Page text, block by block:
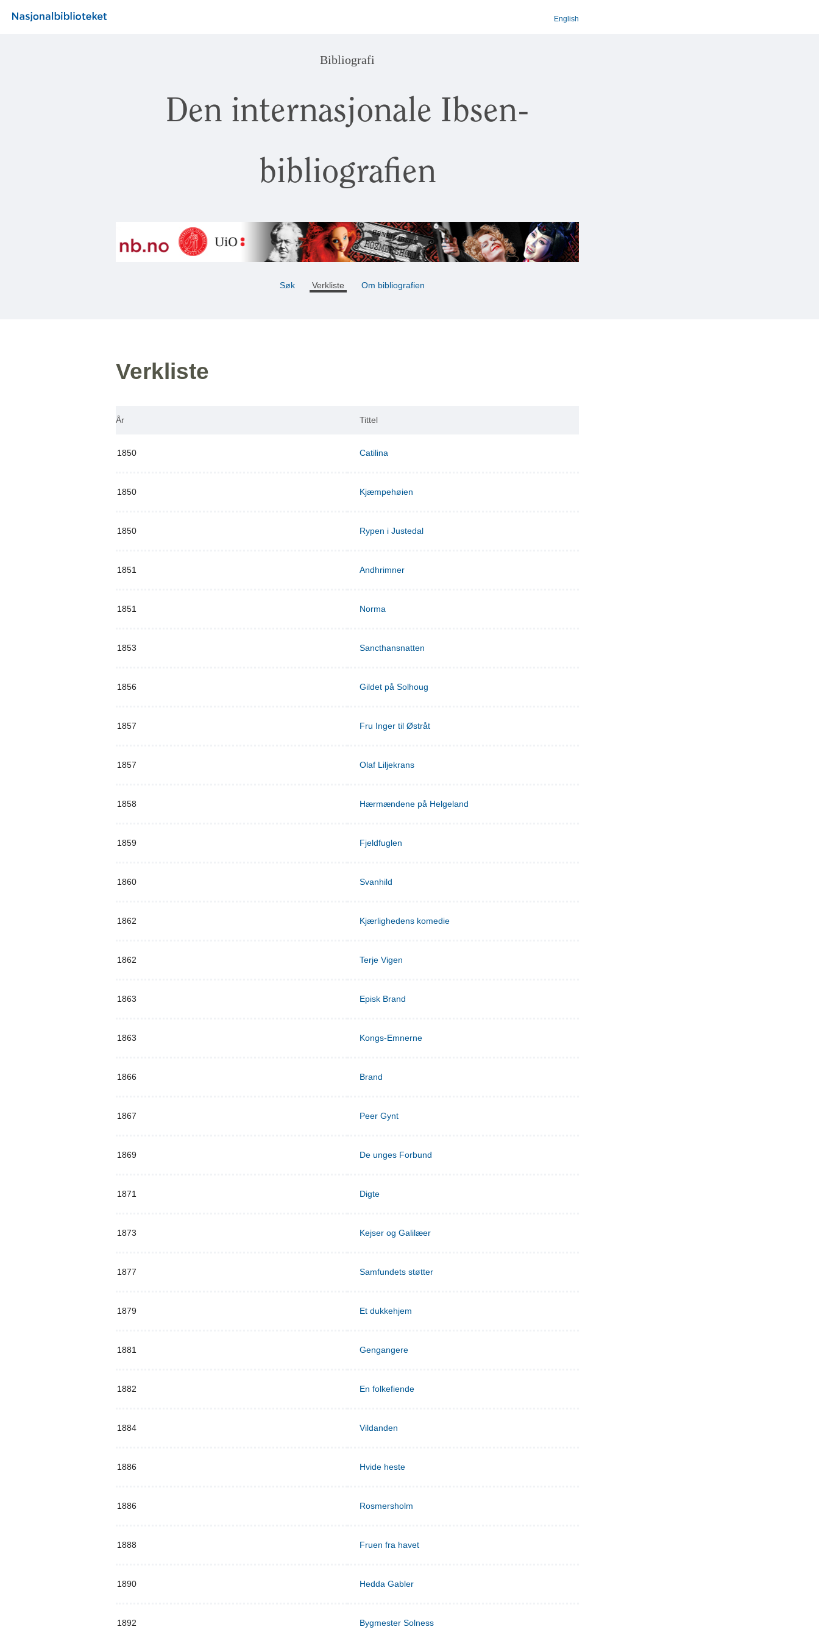
English
Bibliografi
Den internasjonale Ibsen-
bibliografien
Søk Verkliste Om bibliografien
Verkliste
År Tittel
1850 Catilina
1850 Kjæmpehøien
1850 Rypen i Justedal
1851 Andhrimner
1851 Norma
1853 Sancthansnatten
1856 Gildet på Solhoug
1857 Fru Inger til Østråt
1857 Olaf Liljekrans
1858 Hærmændene på Helgeland
1859 Fjeldfuglen
1860 Svanhild
1862 Kjærlighedens komedie
1862 Terje Vigen
1863 Episk Brand
1863 Kongs-Emnerne
1866 Brand
1867 Peer Gynt
1869 De unges Forbund
1871 Digte
1873 Kejser og Galilæer
1877 Samfundets støtter
1879 Et dukkehjem
1881 Gengangere
1882 En folkefiende
1884 Vildanden
1886 Hvide heste
1886 Rosmersholm
1888 Fruen fra havet
1890 Hedda Gabler
1892 Bygmester Solness